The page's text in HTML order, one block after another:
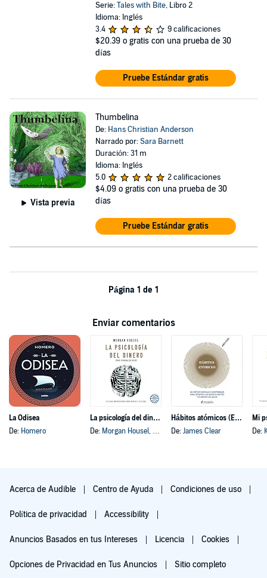
Serie:Tales with Bite, Libro 2
Idioma: Inglés
3.4
9 calificaciones
$20.39 o gratis con una prueba de 30
días
Pruebe Estándar gratis
Vista previa
Thumbelina
De: Hans Christian Anderson
Narrado por:Sara Barnett
Duración: 31 m
Idioma: Inglés
5.0
2 calificaciones
$4.09 o gratis con una prueba de 30
días
Pruebe Estándar gratis
Página 1 de 1
Enviar comentarios
La Odisea
De: Homero
La psicología del dinero
De: Morgan Housel, y otros
Hábitos atómicos (Español neutro)
De: James Clear
Mi
De:
Acerca de Audible Centro de Ayuda Condiciones de uso
Política de privacidad Accessibility
Anuncios Basados en tus Intereses Licencia Cookies
Opciones de Privacidad en Tus Anuncios Sitio completo